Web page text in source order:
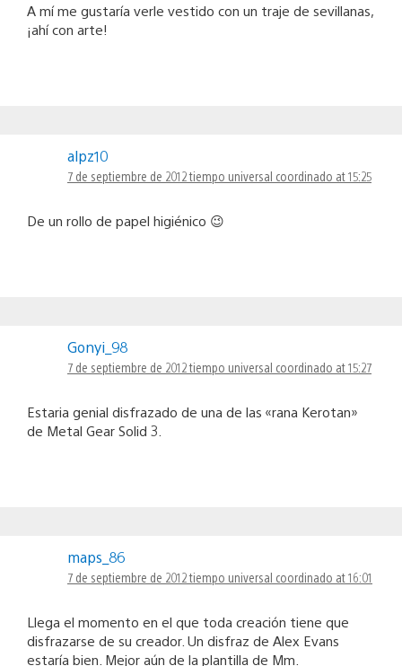
A mí me gustaría verle vestido con un traje de sevillanas,
¡ahí con arte!
alpz10
7 de septiembre de 2012 tiempo universal coordinado at 15:25
De un rollo de papel higiénico 😉
Gonyi_98
7 de septiembre de 2012 tiempo universal coordinado at 15:27
Estaria genial disfrazado de una de las «rana Kerotan»
de Metal Gear Solid 3.
maps_86
7 de septiembre de 2012 tiempo universal coordinado at 16:01
Llega el momento en el que toda creación tiene que
disfrazarse de su creador. Un disfraz de Alex Evans
estaría bien. Mejor aún de la plantilla de Mm.